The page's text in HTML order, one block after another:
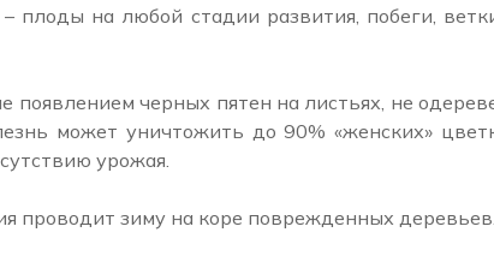
плоды на любой стадии развития, побеги,
появлением черных пятен на листьях, не
может уничтожить до 90% «женских»
урожая.
проводит зиму на коре поврежденных деревьев.